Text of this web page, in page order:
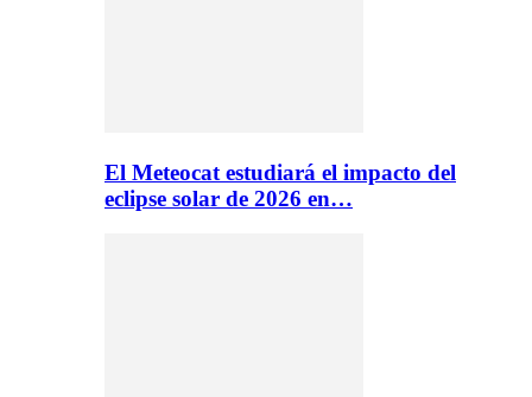
El Meteocat estudiará el impacto del
eclipse solar de 2026 en…